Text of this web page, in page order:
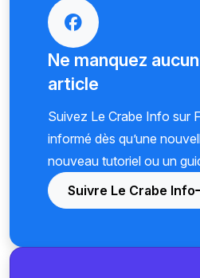
Ne manquez
article
Suivez Le Crabe Info sur
informé dès qu’une
nouveau tutoriel ou un
Suivre Le Crabe Info